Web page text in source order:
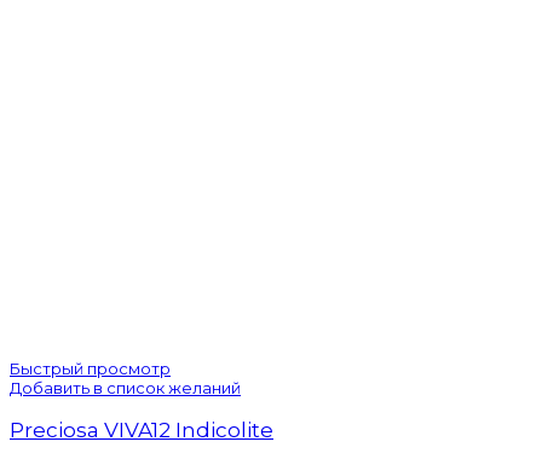
Быстрый просмотр
Добавить в список желаний
Preciosa VIVA12 Indicolite